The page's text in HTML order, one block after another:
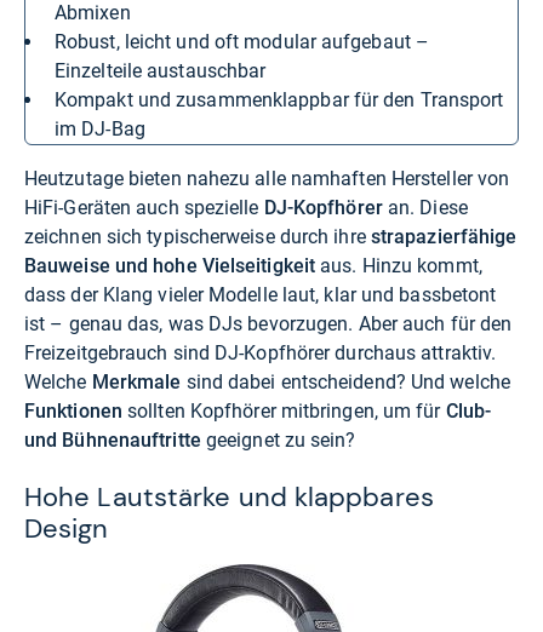
Abmixen
Robust, leicht und oft modular aufgebaut –
Einzelteile austauschbar
Kompakt und zusammenklappbar für den Transport
im DJ-Bag
Heutzutage bieten nahezu alle namhaften Hersteller von
HiFi-Geräten auch spezielle DJ-Kopfhöreran. Diese
zeichnen sich typischerweise durch ihre strapazierfähige
Bauweise und hohe Vielseitigkeit aus. Hinzu kommt,
dass der Klang vieler Modelle laut, klar und bassbetont
ist – genau das, was DJs bevorzugen. Aber auch für den
Freizeitgebrauch sind DJ-Kopfhörer durchaus attraktiv.
Welche Merkmale sind dabei entscheidend? Und welche
Funktionen sollten Kopfhörer mitbringen, um für Club-
und Bühnenauftritte geeignet zu sein?
Hohe Lautstärke und klappbares
Design